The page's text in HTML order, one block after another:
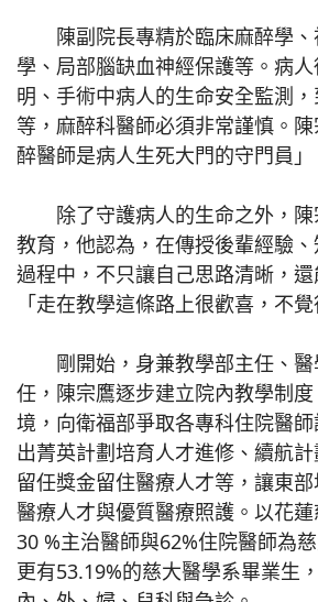
陳副院長專精於臨床麻醉學、
學、局部腦缺血神經保護等。病
明、手術中病人的生命安全監測
等，麻醉科醫師必須非常謹慎。
醉醫師是病人生死大門的守門員」
除了守護病人的生命之外，陳
教育，他認為，在傳授後輩經驗
過程中，不只讓自己思路清晰，
「走在教學這條路上很歡喜，不覺
剛開始，身兼教學部主任、醫
任，陳宗鷹逐步建立院內教學制
境，向衛福部爭取各專科住院醫
出菁英計劃培育人才進修、續航
留任獎金留住醫療人才等，讓東
醫療人才與優質醫療照護。以花
30 %主治醫師與62%住院醫師為
更有53.19%的慈大醫學系畢業生